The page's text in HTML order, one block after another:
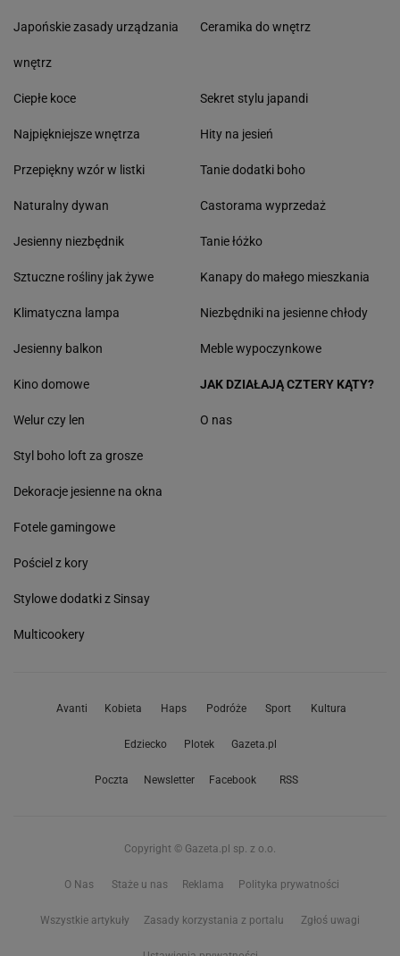
Japońskie zasady urządzania
wnętrz
Ceramika do wnętrz
Ciepłe koce
Najpiękniejsze wnętrza
Przepiękny wzór w listki
Naturalny dywan
Jesienny niezbędnik
Sztuczne rośliny jak żywe
Klimatyczna lampa
Jesienny balkon
Sekret stylu japandi
Hity na jesień
Tanie dodatki boho
Castorama wyprzedaż
Tanie łóżko
Kanapy do małego mieszkania
Niezbędniki na jesienne chłody
Meble wypoczynkowe
Kino domowe
Welur czy len
Styl boho loft za grosze
Dekoracje jesienne na okna
Fotele gamingowe
Pościel z kory
Stylowe dodatki z Sinsay
Multicookery
JAK DZIAŁAJĄ CZTERY KĄTY?
O nas
Avanti Kobieta Haps Podróże Sport Kultura
Edziecko Plotek Gazeta.pl
Poczta Newsletter Facebook RSS
Copyright © Gazeta.pl sp. z o.o.
O Nas Staże u nas Reklama Polityka prywatności
Wszystkie artykuły Zasady korzystania z portalu Zgłoś uwagi